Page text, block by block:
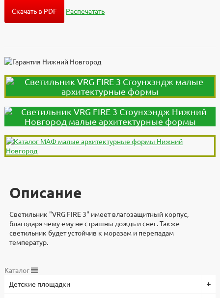
Скачать в PDF Распечатать
Описание
Светильник "VRG FIRE 3" имеет влагозащитный корпус,
благодаря чему ему не страшны дождь и снег. Также
светильник будет устойчив к моразам и перепадам
температур.
Дополнительно
Светильник VRG FIRE 3 разработали и изготавливают в
Документы
Документы
3d модели для проектировщиков
Видеоинструкция
Характеристики
Высота, мм
Каталог
Детские площадки